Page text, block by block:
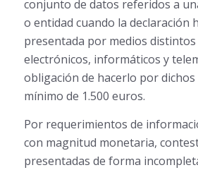
conjunto de datos referidos a
o entidad cuando la declaración
presentada por medios distintos
electrónicos, informáticos y
obligación de hacerlo por dichos
mínimo de 1.500 euros.
Por requerimientos de
con magnitud monetaria,
presentadas de forma